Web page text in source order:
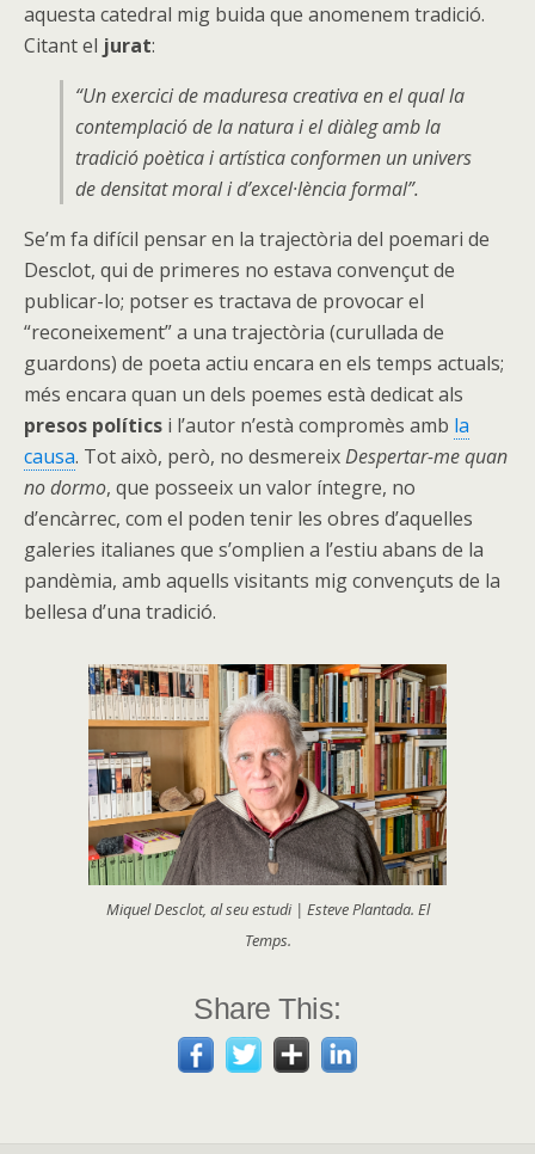
aquesta catedral mig buida que anomenem tradició.
Citant el jurat:
“Un exercici de maduresa creativa en el qual la
contemplació de la natura i el diàleg amb la
tradició poètica i artística conformen un univers
de densitat moral i d’excel·lència formal”.
Se’m fa difícil pensar en la trajectòria del poemari de
Desclot, qui de primeres no estava convençut de
publicar-lo; potser es tractava de provocar el
“reconeixement” a una trajectòria (curullada de
guardons) de poeta actiu encara en els temps actuals;
més encara quan un dels poemes està dedicat als
presos polítics i l’autor n’està compromès amb la
causa. Tot això, però, no desmereixDespertar-me quan
no dormo, que posseeix un valor íntegre, no
d’encàrrec, com el poden tenir les obres d’aquelles
galeries italianes que s’omplien a l’estiu abans de la
pandèmia, amb aquells visitants mig convençuts de la
bellesa d’una tradició.
Miquel Desclot, al seu estudi | Esteve Plantada. El
Temps.
Share This: